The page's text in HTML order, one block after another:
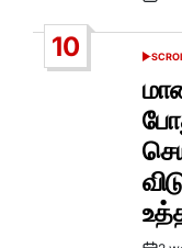
10
POSTED